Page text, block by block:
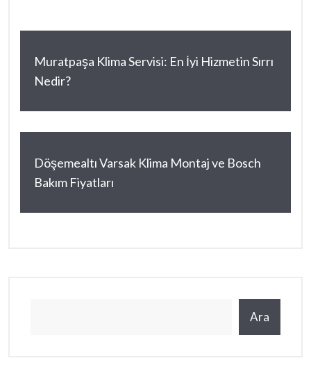
Muratpaşa Klima Servisi: En İyi Hizmetin Sırrı
Nedir?
Döşemealtı Varsak Klima Montaj ve Bosch
Bakım Fiyatları
Ara